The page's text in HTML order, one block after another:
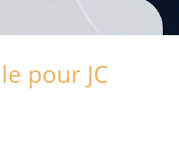
pour JC